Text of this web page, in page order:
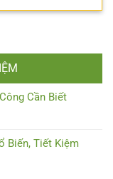
Cần Biết
Biến, Tiết Kiệm